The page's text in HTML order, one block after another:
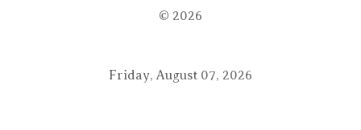
© 2026
Friday, August 07, 2026